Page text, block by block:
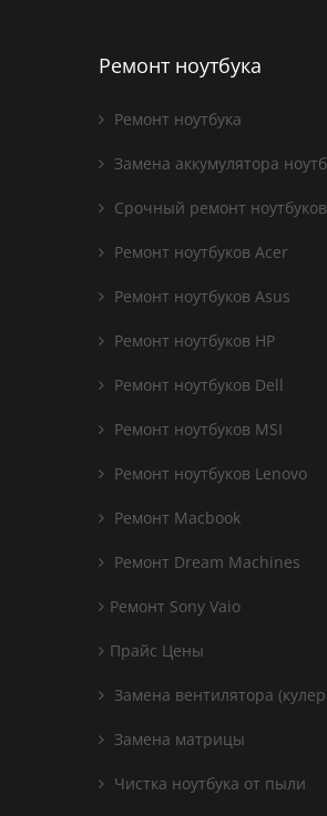
Ремонт ноутбука
Ремонт ноутбука
Замена аккумулятора
Срочный ремонт ноутбуков
Ремонт ноутбуков Acer
Ремонт ноутбуков Asus
Ремонт ноутбуков HP
Ремонт ноутбуков Dell
Ремонт ноутбуков MSI
Ремонт ноутбуков Lenovo
Ремонт Macbook
Ремонт Dream Machines
Ремонт Sony Vaio
Прайс Цены
Замена вентилятора
Замена матрицы
Чистка ноутбука от пыли